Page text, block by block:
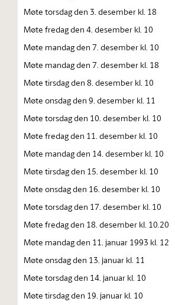
Møte torsdag den 3. desember kl. 18
Møte fredag den 4. desember kl. 10
Møte mandag den 7. desember kl. 10
Møte mandag den 7. desember kl. 18
Møte tirsdag den 8. desember kl. 10
Møte onsdag den 9. desember kl. 11
Møte torsdag den 10. desember kl. 10
Møte fredag den 11. desember kl. 10
Møte mandag den 14. desember kl. 10
Møte tirsdag den 15. desember kl. 10
Møte onsdag den 16. desember kl. 10
Møte torsdag den 17. desember kl. 10
Møte fredag den 18. desember kl. 10.20
Møte mandag den 11. januar 1993 kl. 12
Møte onsdag den 13. januar kl. 11
Møte torsdag den 14. januar kl. 10
Møte tirsdag den 19. januar kl. 10